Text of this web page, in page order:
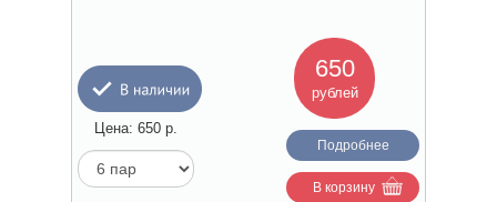
650
рублей
Цена: 650 р.
Подробнее
В корзину